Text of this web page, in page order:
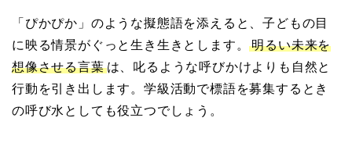
「ぴかぴか」のような擬態語を添えると、子どもの目
に映る情景がぐっと生き生きとします。明るい未来を
想像させる言葉は、叱るような呼びかけよりも自然と
行動を引き出します。学級活動で標語を募集するとき
の呼び水としても役立つでしょう。